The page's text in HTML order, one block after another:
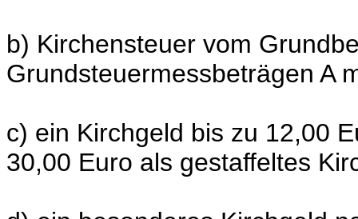
b) Kirchensteuer vom
Grundsteuermessbeträgen A
c) ein Kirchgeld bis zu 12,00
30,00 Euro als gestaffeltes